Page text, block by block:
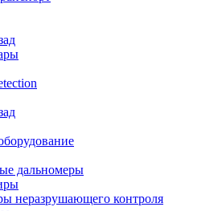
дальномеры
неразрушающего контроля